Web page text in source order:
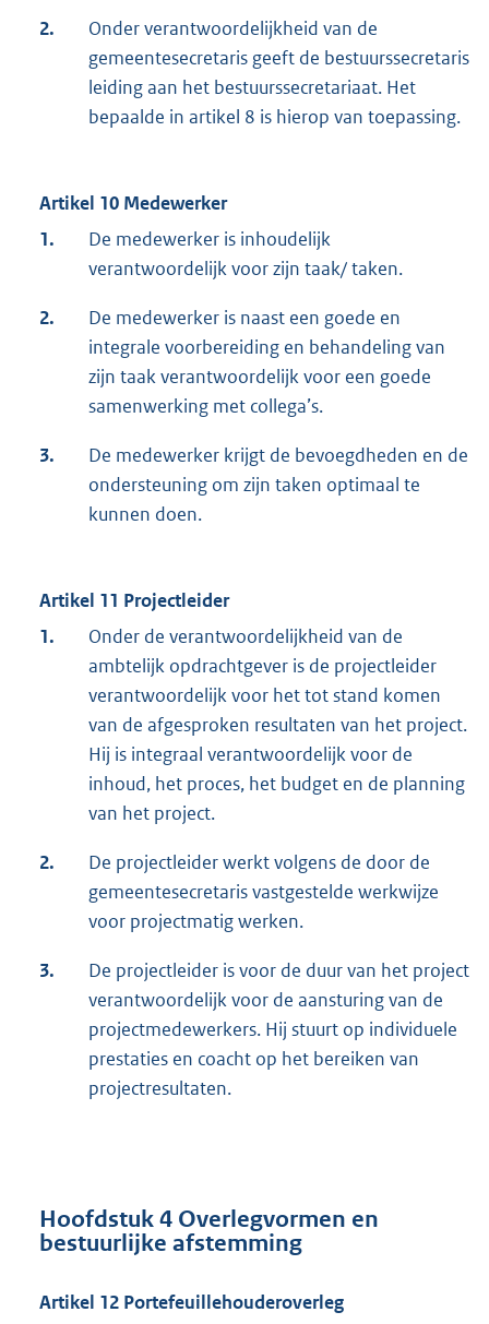
2.
Onder verantwoordelijkheid van de
gemeentesecretaris geeft de bestuurssecretaris
leiding aan het bestuurssecretariaat. Het
bepaalde in artikel 8 is hierop van toepassing.
Artikel 10 Medewerker
1.
De medewerker is inhoudelijk
verantwoordelijk voor zijn taak/ taken.
2.
De medewerker is naast een goede en
integrale voorbereiding en behandeling van
zijn taak verantwoordelijk voor een goede
samenwerking met collega’s.
3.
De medewerker krijgt de bevoegdheden en de
ondersteuning om zijn taken optimaal te
kunnen doen.
Artikel 11 Projectleider
1.
Onder de verantwoordelijkheid van de
ambtelijk opdrachtgever is de projectleider
verantwoordelijk voor het tot stand komen
van de afgesproken resultaten van het project.
Hij is integraal verantwoordelijk voor de
inhoud, het proces, het budget en de planning
van het project.
2.
De projectleider werkt volgens de door de
gemeentesecretaris vastgestelde werkwijze
voor projectmatig werken.
3.
De projectleider is voor de duur van het project
verantwoordelijk voor de aansturing van de
projectmedewerkers. Hij stuurt op individuele
prestaties en coacht op het bereiken van
projectresultaten.
Hoofdstuk 4 Overlegvormen en
bestuurlijke afstemming
Artikel 12 Portefeuillehouderoverleg